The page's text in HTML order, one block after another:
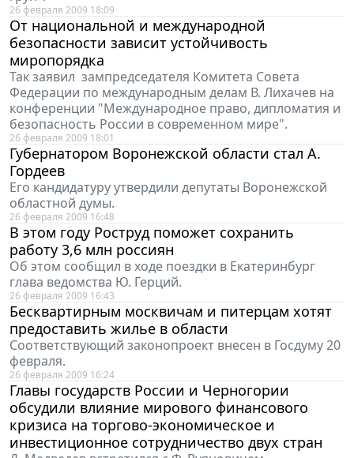
26 февраля 2009 18:09
От национальной и международной
безопасности зависит устойчивость
миропорядка
Так заявил зампредседателя Комитета Совета
Федерации по международным делам В. Лихачев на
конференции "Международное право, дипломатия и
безопасность России в современном мире".
26 февраля 2009 18:01
Губернатором Воронежской области стал А.
Гордеев
Его кандидатуру утвердили депутаты Воронежской
областной думы.
26 февраля 2009 16:48
В этом году Роструд поможет сохранить
работу 3,6 млн россиян
Об этом сообщил в ходе поездки в Екатеринбург
глава ведомства Ю. Герций.
26 февраля 2009 16:43
Бесквартирным москвичам и питерцам хотят
предоставить жилье в области
Соответствующий законопроект внесен в Госдуму 20
февраля.
26 февраля 2009 16:24
Главы государств России и Черногории
обсудили влияние мирового финансового
кризиса на торгово-экономическое и
инвестиционное сотрудничество двух стран